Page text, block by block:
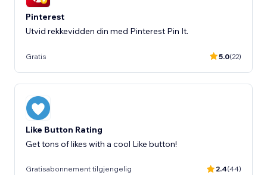
Pinterest
Utvid rekkevidden din med Pinterest Pin It.
Gratis 5.0(22)
Like Button Rating
Get tons of likes with a cool Like button!
Gratisabonnement tilgjengelig 2.4(44)